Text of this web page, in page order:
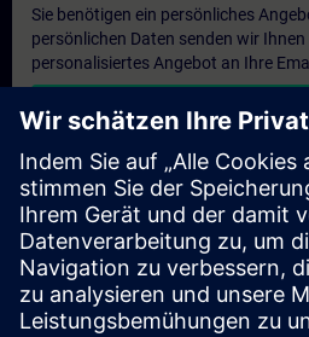
Sie benötigen ein persönliches
persönlichen Daten senden wir
personalisiertes Angebot an Ihre
Persönliches Angebot zusenden
Anfrage Exklusivtraining
Haben Sie Bedarf an einem höheren
brauchen ein exklusives Training –
virtuell oder in einem SITRAIN
uns Ihre persönlichen Daten und